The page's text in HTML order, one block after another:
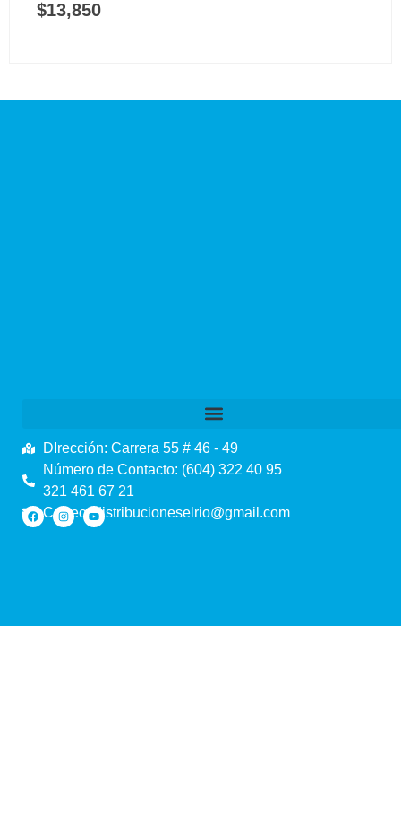
$13,850
DIrección: Carrera 55 # 46 - 49
Número de Contacto: (604) 322 40 95
321 461 67 21
Correo: distribucioneselrio@gmail.com